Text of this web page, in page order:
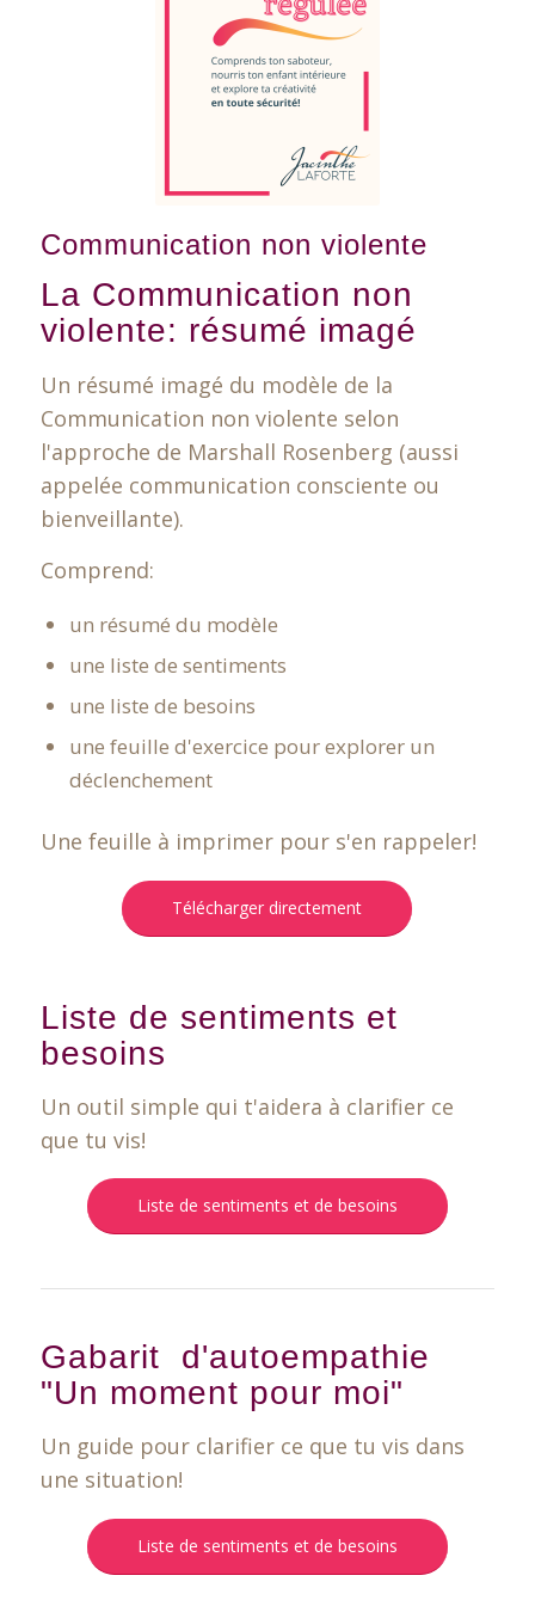
Communication non violente
La Communication non
violente: résumé imagé
Un résumé imagé du modèle de la
Communication non violente selon
l'approche de Marshall Rosenberg (aussi
appelée communication consciente ou
bienveillante).
Comprend:
un résumé du modèle
une liste de sentiments
une liste de besoins
une feuille d'exercice pour explorer un
déclenchement
Une feuille à imprimer pour s'en rappeler!
Télécharger directement
Liste de sentiments et
besoins
Un outil simple qui t'aidera à clarifier ce
que tu vis!
Liste de sentiments et de besoins
Gabarit d'autoempathie
"Un moment pour moi"
Un guide pour clarifier ce que tu vis dans
une situation!
Liste de sentiments et de besoins